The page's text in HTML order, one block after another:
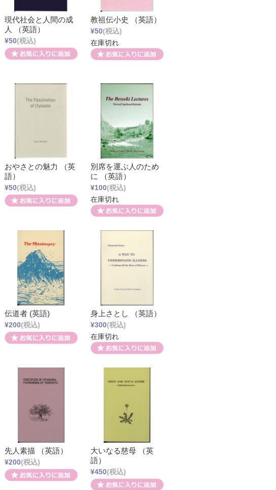
現代社会と人間の成
人 （英語）
¥50(税込)
教祖伝小史 （英語）
¥50(税込)
在庫切れ
おやさとの魅力 （英
語）
¥50(税込)
別席を運ぶ人のため
に （英語）
¥100(税込)
在庫切れ
伝道者 (英語)
¥200(税込)
身上さとし （英語）
¥300(税込)
在庫切れ
先人素描 （英語）
¥200(税込)
大いなる慈母 （英
語）
¥450(税込)